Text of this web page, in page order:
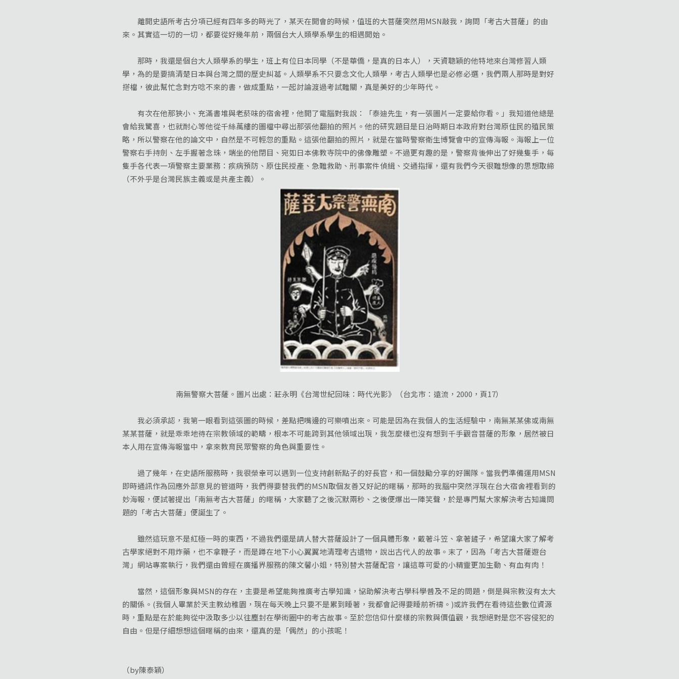
離開史語所考古分項已經有四年多的時光了，某天在開會的時候，值班的大菩薩突然用MSN敲我，詢問「考古大菩薩」的由
來。其實這一切的一切，都要從好幾年前，兩個台大人類學系學生的相遇開始。
那時，我還是個台大人類學系的學生，班上有位日本同學（不是華僑，是真的日本人），天資聰穎的他特地來台灣修習人類
學，為的是要搞清楚日本與台灣之間的歷史糾葛。人類學系不只要念文化人類學，考古人類學也是必修必選，我們兩人那時是對好
搭檔，彼此幫忙念對方唸不來的書，做成重點，一起討論渡過考試難關，真是美好的少年時代。
有次在他那狹小、充滿書堆與老菸味的宿舍裡，他開了電腦對我說：「泰迪先生，有一張圖片一定要給你看。」我知道他總是
會給我驚喜，也就耐心等他從千絲萬縷的圖檔中尋出那張他翻拍的照片。他的研究題目是日治時期日本政府對台灣原住民的殖民策
略，所以警察在他的論文中，自然是不可輕忽的重點。這張他翻拍的照片，就是在當時警察衛生博覽會中的宣傳海報。海報上一位
警察右手持劍、左手握著念珠，端坐的他閉目、宛如日本佛教寺院中的佛像雕塑。不過更有趣的是，警察背後伸出了好幾隻手，每
隻手各代表一項警察主要業務：疾病預防、原住民授產、急難救助、刑事案件偵緝、交通指揮，還有我們今天很難想像的思想取締
（不外乎是台灣民族主義或是共產主義）。
南無警察大菩薩。圖片出處：莊永明《台灣世紀回味：時代光影》（台北市：遠流，2000，頁17）
我必須承認，我第一眼看到這張圖的時候，差點把嘴邊的可樂噴出來。可能是因為在我個人的生活經驗中，南無某某佛或南無
某某菩薩，就是乖乖地待在宗教領域的範疇，根本不可能跨到其他領域出現，我怎麼樣也沒有想到千手觀音菩薩的形象，居然被日
本人用在宣傳海報當中，拿來教育民眾警察的角色與重要性。
過了幾年，在史語所服務時，我很榮幸可以遇到一位支持創新點子的好長官，和一個鼓勵分享的好團隊。當我們準備運用MSN
即時通訊作為回應外部意見的管道時，我們得要替我們的MSN取個友善又好記的暱稱，那時的我腦中突然浮現在台大宿舍裡看到的
妙海報，便試著提出「南無考古大菩薩」的暱稱，大家聽了之後沉默兩秒、之後便爆出一陣笑聲，於是專門幫大家解決考古知識問
題的「考古大菩薩」便誕生了。
雖然這玩意不是紅極一時的東西，不過我們還是請人替大菩薩設計了一個具體形象，戴著斗笠、拿著鏟子，希望讓大家了解考
古學家絕對不用炸藥，也不拿鞭子，而是蹲在地下小心翼翼地清理考古遺物，說出古代人的故事。末了，因為「考古大菩薩遊台
灣」網站專案執行，我們還由曾經在廣播界服務的陳文馨小姐，特別替大菩薩配音，讓這尊可愛的小精靈更加生動、有血有肉！
當然，這個形象與MSN的存在，主要是希望能夠推廣考古學知識，協助解決考古學科學普及不足的問題，倒是與宗教沒有太大
的關係。(我個人畢業於天主教幼稚園，現在每天晚上只要不是累到睡著，我都會記得要睡前祈禱。)或許我們在看待這些數位資源
時，重點是在於能夠從中汲取多少以往塵封在學術圈中的考古故事。至於您信仰什麼樣的宗教與價值觀，我想絕對是您不容侵犯的
自由。但是仔細想想這個暱稱的由來，還真的是「偶然」的小孩呢！
（by陳泰穎）